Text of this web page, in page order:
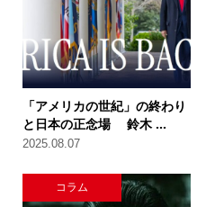
「アメリカの世紀」の終わり
と日本の正念場 鈴木 ...
2025.08.07
コラム